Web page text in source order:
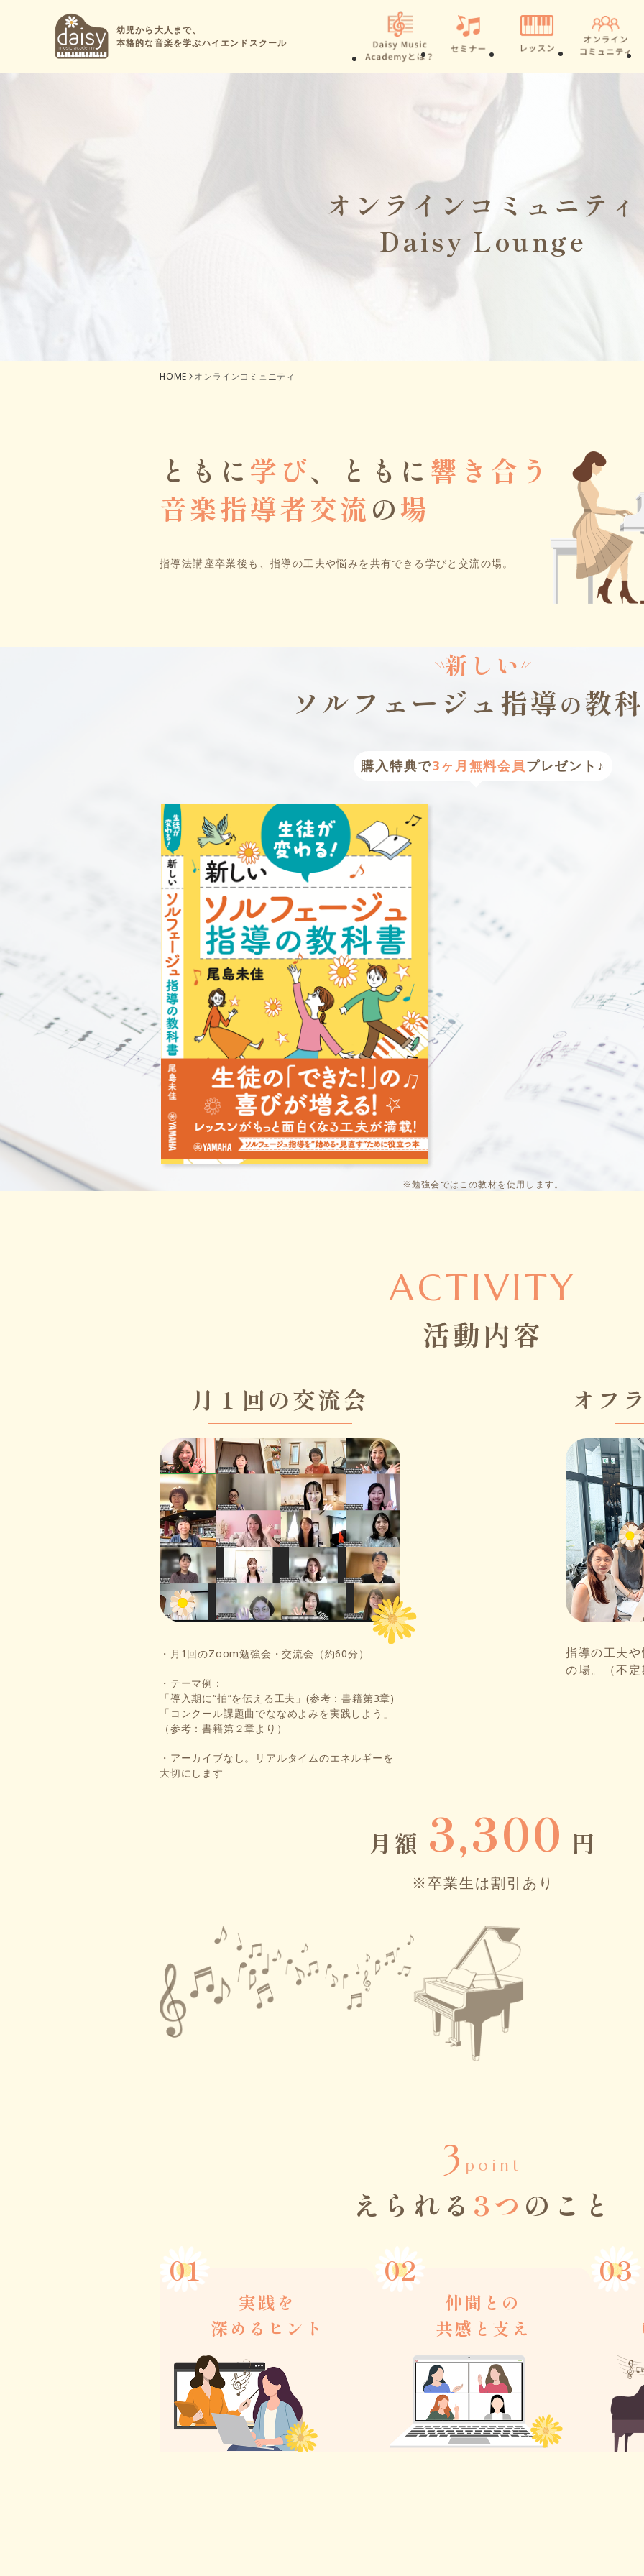
幼児から大人まで、
本格的な音楽を学ぶハイエンドスクール
オンラインコミュニティ
HOME オンラインコミュニティ
ともに 学び、ともに 響き合う
音楽指導者交流の場
指導法講座卒業後も、指導の工夫や悩みを共有できる学びと交流の場。
新しい
ソルフェージュ指導の教
購入特典で3ヶ月無料会員 プレゼント♪
※勉強会ではこの教材を使用します。
ACTIVITY
活動内容
月１回の交流会
・月1回のZoom勉強会・交流会（約60分）
・テーマ例：
「導入期に“拍”を伝える工夫」(参考：書籍第3章)
「コンクール課題曲でななめよみを実践しよう」
（参考：書籍第２章より）
・アーカイブなし。リアルタイムのエネルギーを
大切にします
オフ
指導の工夫
の場。（不
月額 3,300 円
※卒業生は割引あり
3 point
えられる 3つ のこと
実践を
深めるヒント
仲間との
共感と支え